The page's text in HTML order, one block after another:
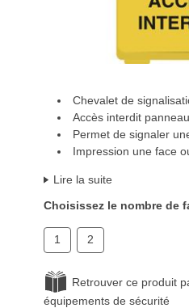
Chevalet de
Accès interdit
Permet de signaler
Impression une face
Lire la suite
Choisissez le nombre de
1 2
Retrouver ce produit
équipements de sécurité